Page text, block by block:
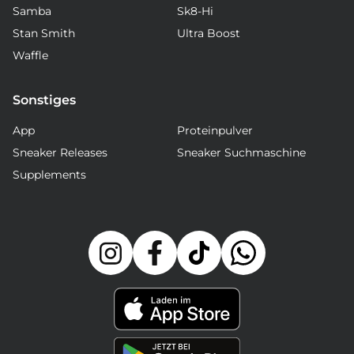
Samba
Sk8-Hi
Stan Smith
Ultra Boost
Waffle
Sonstiges
App
Proteinpulver
Sneaker Releases
Sneaker Suchmaschine
Supplements